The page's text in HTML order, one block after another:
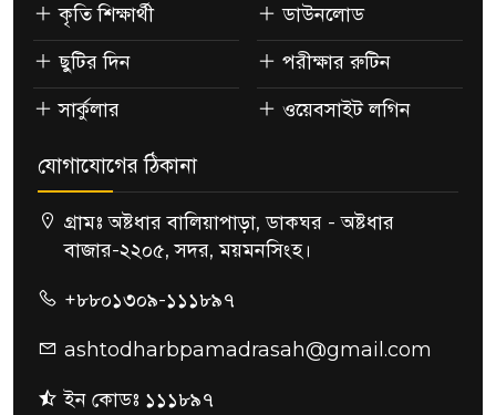
কৃতি শিক্ষার্থী
ছুটির দিন
সার্কুলার
ডাউনলোড
পরীক্ষার রুটিন
ওয়েবসাইট লগিন
যোগাযোগের ঠিকানা
গ্রামঃ অষ্টধার বালিয়াপাড়া, ডাকঘর - অষ্টধার
বাজার-২২০৫, সদর, ময়মনসিংহ।
+৮৮০১৩০৯-১১১৮৯৭
ashtodharbpamadrasah@gmail.com
ইন কোডঃ ১১১৮৯৭